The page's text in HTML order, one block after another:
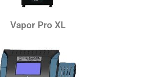
Vapor Pro XL